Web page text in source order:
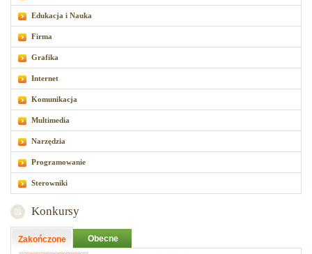
Edukacja i Nauka
Firma
Grafika
Internet
Komunikacja
Multimedia
Narzędzia
Programowanie
Sterowniki
Konkursy
Zakończone Obecne